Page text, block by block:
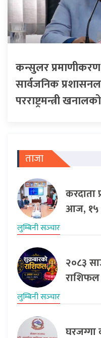
कन्सुलर
सार्वजनिक
परराष्ट्रमन्त्री
ताजा
करदाता
आज, १५
लुम्बिनी सञ्‍चार
२०८३
राशिफल
लुम्बिनी सञ्‍चार
घरजग्गा